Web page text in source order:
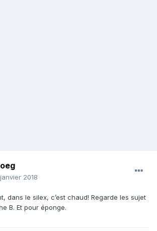
2018
dans le silex, c’est chaud! Regarde les sujet
B. Et pour éponge.